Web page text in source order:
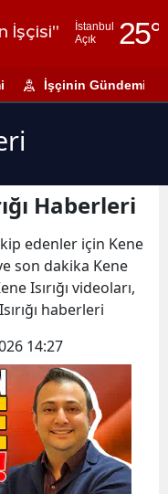
İşçisi"
İstanbul
Açık
25°
Adıyaman
Amasya
Ankara
Antalya
Artvin
Balıkesir
Bilecik
Bingöl
İşçinin Gündemi
Haberleri
edenler için Kene
son dakika Kene
Isırığı videoları,
haberleri
14:27